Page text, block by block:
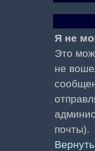
Я не
Это
не
почты).